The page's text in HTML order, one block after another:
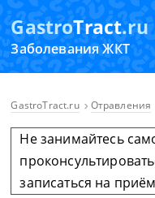
GastroTract.ru
Заболевания ЖКТ
GastroTract.ru Отравления
Не занимайтесь
записаться на